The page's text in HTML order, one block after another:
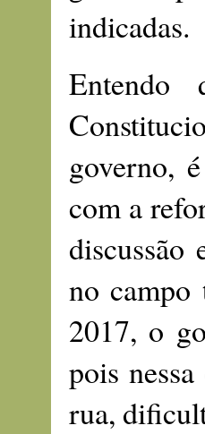
indicadas.
Entendo
governo,
com a
discussão
no campo
2017, o
pois
rua,